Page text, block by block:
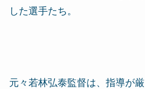
した選手たち。
元々若林弘泰監督は、指導が